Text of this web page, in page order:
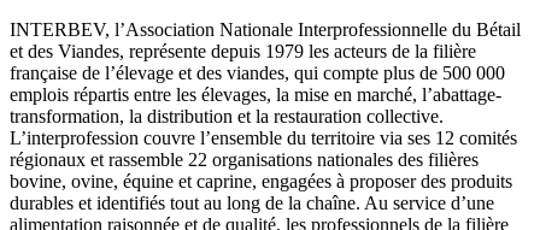
INTERBEV, l’Association Nationale Interprofessionnelle du Bétail
et des Viandes, représente depuis 1979 les acteurs de la filière
française de l’élevage et des viandes, qui compte plus de 500 000
emplois répartis entre les élevages, la mise en marché, l’abattage-
transformation, la distribution et la restauration collective.
L’interprofession couvre l’ensemble du territoire via ses 12 comités
régionaux et rassemble 22 organisations nationales des filières
bovine, ovine, équine et caprine, engagées à proposer des produits
durables et identifiés tout au long de la chaîne. Au service d’une
alimentation raisonnée et de qualité, les professionnels de la filière